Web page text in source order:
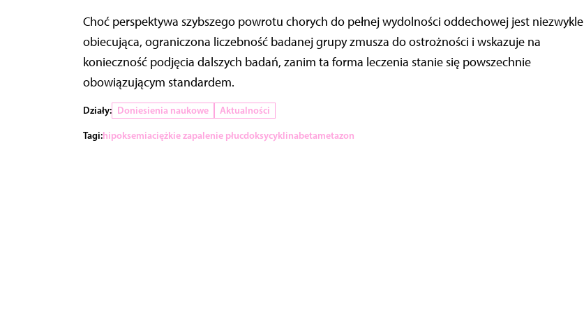
Choć perspektywa szybszego powrotu chorych do pełnej wydolności oddechowej jest niezwykle
obiecująca, ograniczona liczebność badanej grupy zmusza do ostrożności i wskazuje na
konieczność podjęcia dalszych badań, zanim ta forma leczenia stanie się powszechnie
obowiązującym standardem.
Działy: Doniesienia naukowe
Aktualności
Tagi:hipoksemiaciężkie zapalenie płucdoksycyklinabetametazon